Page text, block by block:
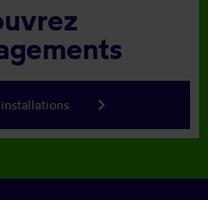
keyboard_arrow_right